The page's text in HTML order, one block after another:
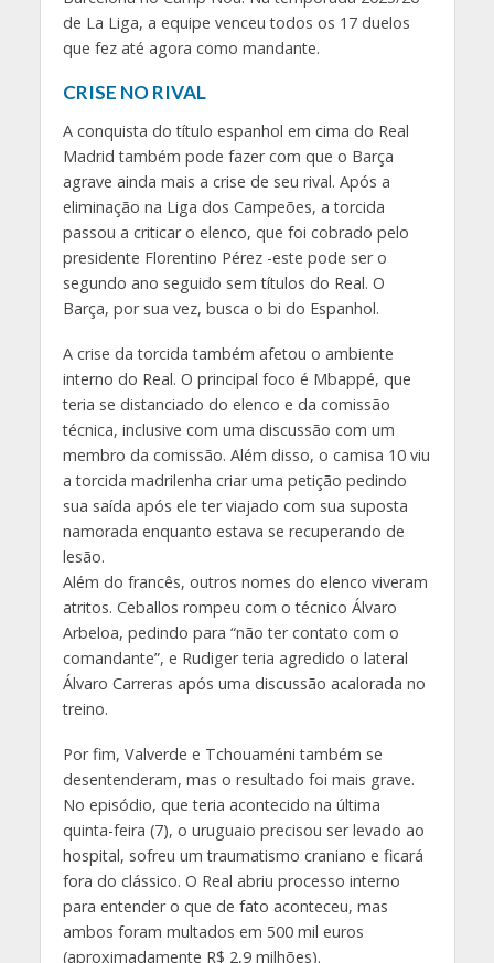
de La Liga, a equipe venceu todos os 17 duelos
que fez até agora como mandante.
CRISE NO RIVAL
A conquista do título espanhol em cima do Real
Madrid também pode fazer com que o Barça
agrave ainda mais a crise de seu rival. Após a
eliminação na Liga dos Campeões, a torcida
passou a criticar o elenco, que foi cobrado pelo
presidente Florentino Pérez -este pode ser o
segundo ano seguido sem títulos do Real. O
Barça, por sua vez, busca o bi do Espanhol.
A crise da torcida também afetou o ambiente
interno do Real. O principal foco é Mbappé, que
teria se distanciado do elenco e da comissão
técnica, inclusive com uma discussão com um
membro da comissão. Além disso, o camisa 10 viu
a torcida madrilenha criar uma petição pedindo
sua saída após ele ter viajado com sua suposta
namorada enquanto estava se recuperando de
lesão.
Além do francês, outros nomes do elenco viveram
atritos. Ceballos rompeu com o técnico Álvaro
Arbeloa, pedindo para “não ter contato com o
comandante”, e Rudiger teria agredido o lateral
Álvaro Carreras após uma discussão acalorada no
treino.
Por fim, Valverde e Tchouaméni também se
desentenderam, mas o resultado foi mais grave.
No episódio, que teria acontecido na última
quinta-feira (7), o uruguaio precisou ser levado ao
hospital, sofreu um traumatismo craniano e ficará
fora do clássico. O Real abriu processo interno
para entender o que de fato aconteceu, mas
ambos foram multados em 500 mil euros
(aproximadamente R$ 2,9 milhões).